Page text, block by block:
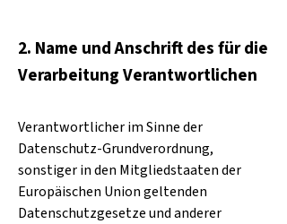
2. Name und Anschrift des für die
Verarbeitung Verantwortlichen
Verantwortlicher im Sinne der
Datenschutz-Grundverordnung,
sonstiger in den Mitgliedstaaten der
Europäischen Union geltenden
Datenschutzgesetze und anderer